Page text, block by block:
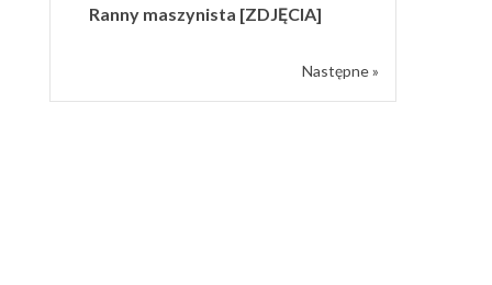
Ranny maszynista [ZDJĘCIA]
Następne »